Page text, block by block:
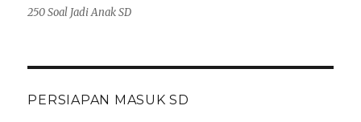
250 Soal Jadi Anak SD
PERSIAPAN MASUK SD